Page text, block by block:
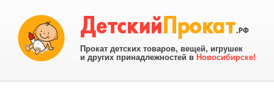
Прокат детских товаров, вещей, игрушек
и других принадлежностей в Новосибирске!